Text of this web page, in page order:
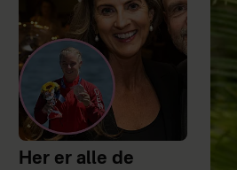
Her er alle de